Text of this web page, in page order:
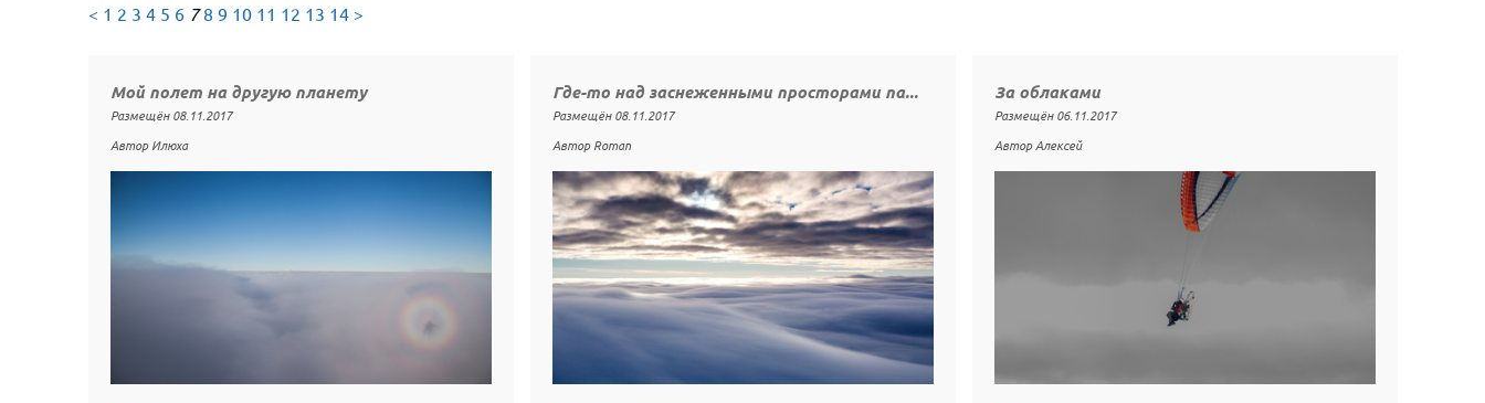
< 1 2 3 4 5 6 7 8 9 10 11 12 13 14 >
Мой полет на другую планету
Размещён 08.11.2017
Автор Илюха
Где-то над заснеженными просторами па...
Размещён 08.11.2017
Автор Roman
За облаками
Размещён 06.11.2017
Автор Алексей